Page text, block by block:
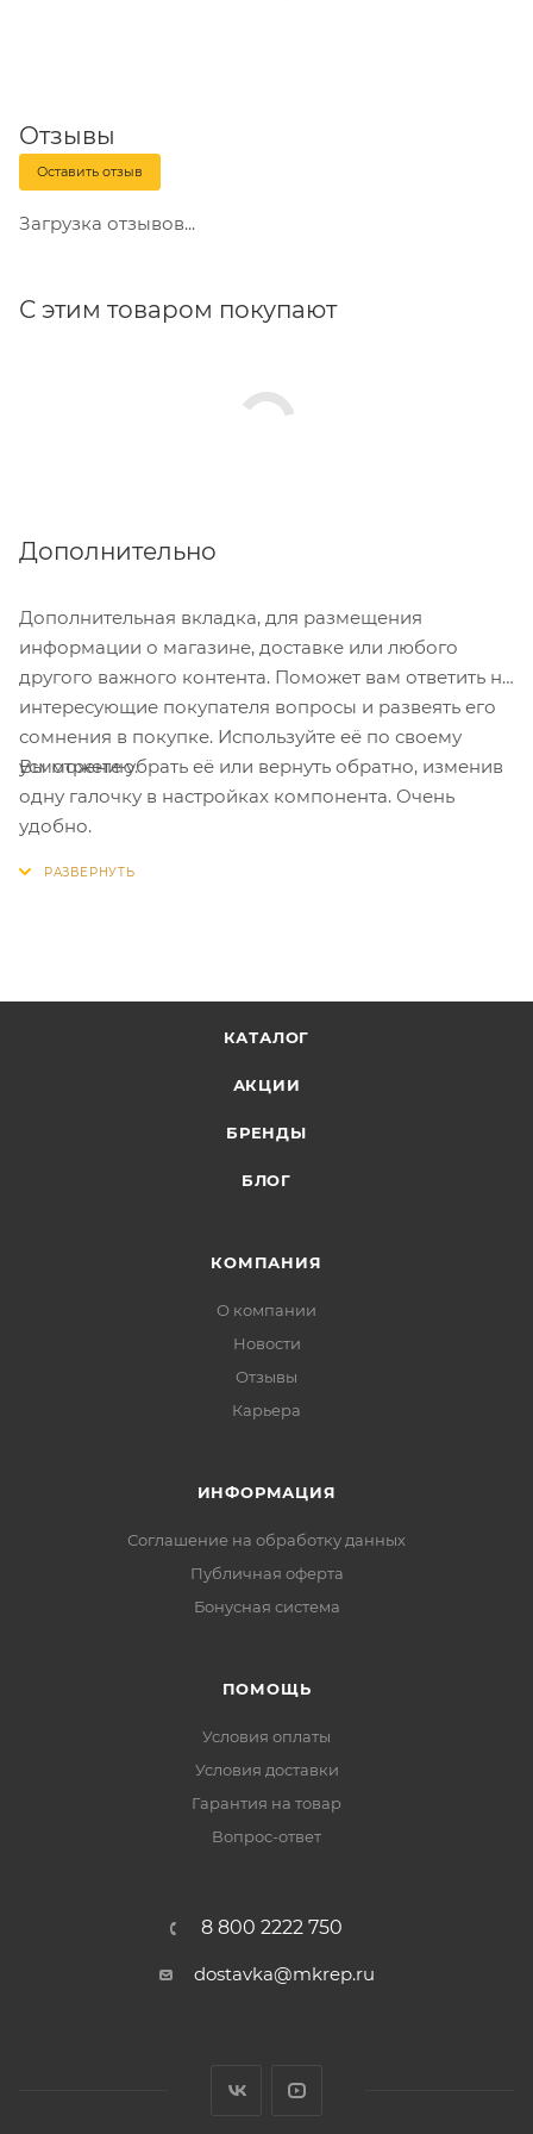
Добровольной сертификации в системе ГОСТ Р.
Отзывы
Оставить отзыв
Загрузка отзывов...
С этим товаром покупают
Дополнительно
Дополнительная вкладка, для размещения
информации о магазине, доставке или любого
другого важного контента. Поможет вам ответить на
интересующие покупателя вопросы и развеять его
сомнения в покупке. Используйте её по своему
усмотрению.
Вы можете убрать её или вернуть обратно, изменив
одну галочку в настройках компонента. Очень
удобно.
КАТАЛОГ
АКЦИИ
БРЕНДЫ
БЛОГ
КОМПАНИЯ
О компании
Новости
Отзывы
Карьера
ИНФОРМАЦИЯ
Соглашение на обработку данных
Публичная оферта
Бонусная система
ПОМОЩЬ
Условия оплаты
Условия доставки
Гарантия на товар
Вопрос-ответ
8 800 2222 750
dostavka@mkrep.ru